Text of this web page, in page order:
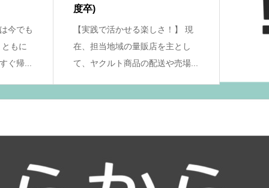
今でも
もに
ぐ帰...
度卒)
【実践で活かせる楽しさ！】 現
在、担当地域の量販店を主とし
て、ヤクルト商品の配送や売場...